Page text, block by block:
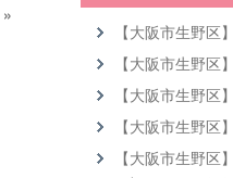
»
【大阪市生野区
【大阪市生野区
【大阪市生野区
【大阪市生野区
【大阪市生野区